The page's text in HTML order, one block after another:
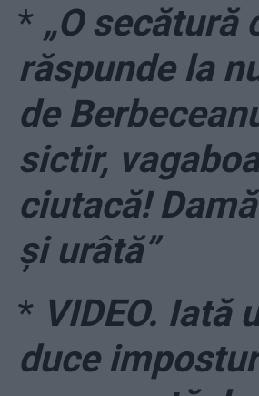
* „O secătură
răspunde la
de
sictir,
ciutacă!
și urâtă”
* VIDEO. Iată
duce